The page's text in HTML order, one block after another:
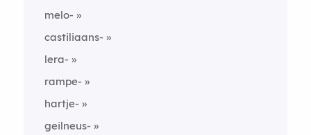
melo-
castiliaans-
lera-
rampe-
hartje-
geilneus-